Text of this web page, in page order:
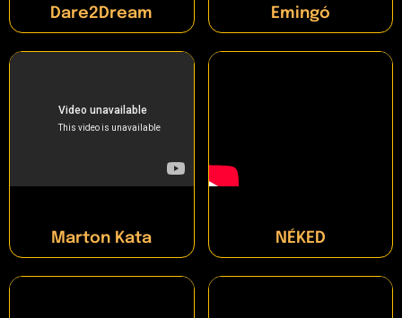
Dare2Dream Emingó
Marton Kata NÉKED